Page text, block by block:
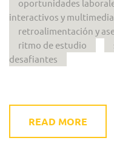
oportunidades
interactivos y multimedia
retroalimentación y
ritmo de estudio
desafiantes
READ MORE